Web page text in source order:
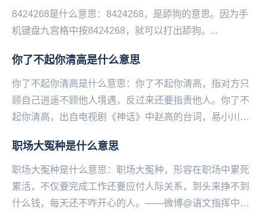
8424268是什么意思：8424268，是舔狗的意思。因为手
机键‌‌‌‌‌‌‌‌‌‌‌‌盘九宫格中按8424268，就可以打出舔狗。...
你了不起你清高是什么意思
你了不起你清高是什么意思：你了不起你清高，指对方只
顾自己‌‌‌‌‌‌‌‌‌‌‌‌‌逍遥不顾他人境遇，反过来还要指责他人。你了不
起你清高，出自电视剧《神话》中赵高的台词，易小川骂
职场大冤种是什么意思
职场大冤种是什么意思：职场大冤种，形容在职场中累死
累活，不仅要完成工作还要应付人际关系，到头来挣不到
什么钱，每天还不咋开心的人。——微博@语文指挥中